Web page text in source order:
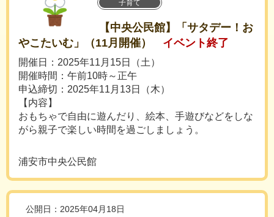
子育て
【中央公民館】「サタデー！お
やこたいむ」（11月開催）
イベント終了
開催日：2025年11月15日（土）
開催時間：午前10時～正午
申込締切：2025年11月13日（木）
【内容】
おもちゃで自由に遊んだり、絵本、手遊びなどをしな
がら親子で楽しい時間を過ごしましょう。
浦安市中央公民館
公開日：2025年04月18日